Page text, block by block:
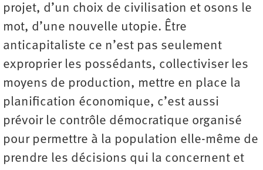
projet, d’un choix de civilisation et osons le
mot, d’une nouvelle utopie. Être
anticapitaliste ce n’est pas seulement
exproprier les possédants, collectiviser les
moyens de production, mettre en place la
planification économique, c’est aussi
prévoir le contrôle démocratique organisé
pour permettre à la population elle-même de
prendre les décisions qui la concernent et